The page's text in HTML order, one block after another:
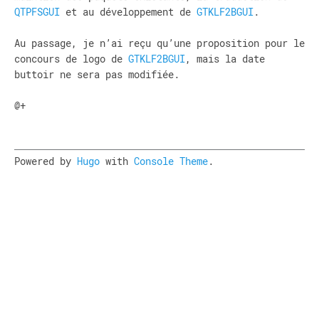
QTPFSGUI et au développement de GTKLF2BGUI.
Au passage, je n’ai reçu qu’une proposition pour le
concours de logo de GTKLF2BGUI, mais la date
buttoir ne sera pas modifiée.
@+
Powered by Hugo with Console Theme.